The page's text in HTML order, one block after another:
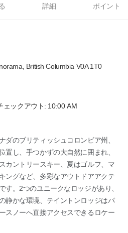
詳細 ポイント
British Columbia V0A 1T0
ェックアウト: 10:00 AM
ダのブリティッシュコロンビア州、
置し、手つかずの大自然に囲まれ、
カントリースキー、夏はゴルフ、マ
ングなど、多彩なアウトドアアクテ
す。2つのユニークなロッジがあり、
静かな環境、テイントンロッジはパ
スノーへ直接アクセスできるロケー